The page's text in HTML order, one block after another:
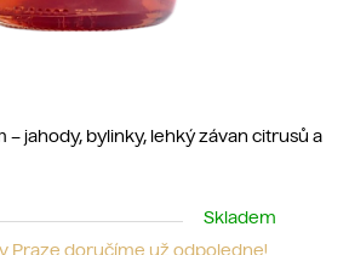
jahody, bylinky, lehký závan citrusů a
Skladem
Praze doručíme už odpoledne!